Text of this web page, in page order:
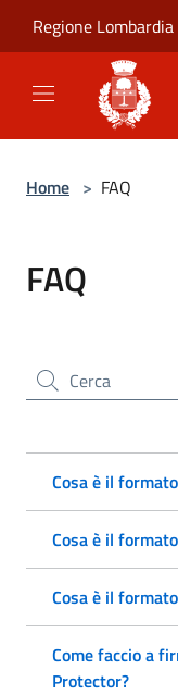
Regione Lombardia
Home > FAQ
FAQ
Cerca nel sito
Cosa è il
Cosa è il
Cosa è il
Come faccio a
Protector?